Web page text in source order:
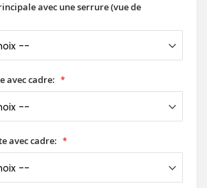
avec une serrure (vue de
avec cadre:
avec cadre: